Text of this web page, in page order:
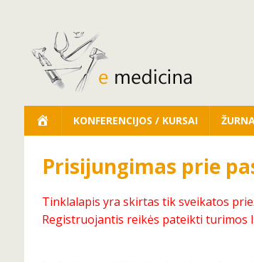
KONFERENCIJOS / KURSAI
Prisijungimas prie
Tinklalapis yra skirtas tik sveikatos
Registruojantis reikės pateikti turimos